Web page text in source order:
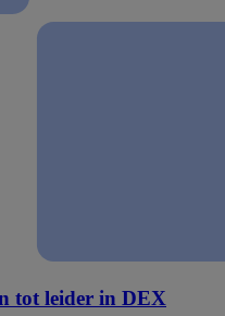
tot leider in DEX